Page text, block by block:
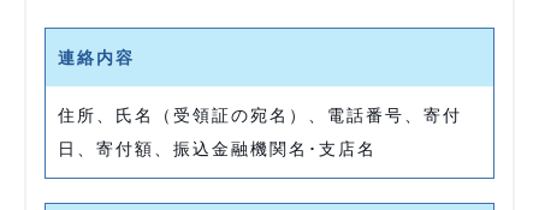
連絡内容
住所、氏名（受領証の宛名）、電話番号、寄付
日、寄付額、振込金融機関名･支店名